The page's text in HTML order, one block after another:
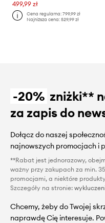
499,99 zł
Cena regularna:799,99 zł
Najniższa cena:529,99 zł
-20% zniżki**
za zapis do
Dołącz do naszej
najnowszych promocjach i
**Rabat jest jednorazowy,
ważny przy zakupach za min.
promocjami, a niektóre
Szczegóły na stronie:
Chcemy, żeby do Twojej
naprawdę Cię interesuje.